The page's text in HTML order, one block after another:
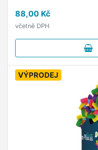
88,00 Kč
včetně DPH
VÝPRODEJ